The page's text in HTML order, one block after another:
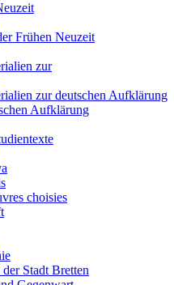
Frühen Neuzeit
zur
zur deutschen Aufklärung
Aufklärung
choisies
Stadt Bretten